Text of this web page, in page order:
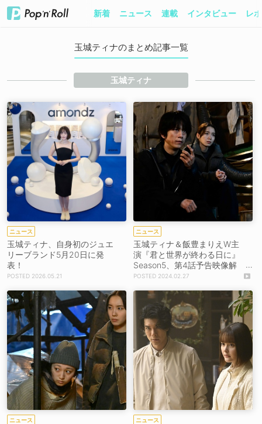
新着 ニュース 連載 インタビュー レ
玉城ティナのまとめ記事一覧
玉城ティナ
ニュース
玉城ティナ、自身初のジュエ
リーブランド5月20日に発
表！
2026.05.21
ニュース
玉城ティナ＆飯豊まりえW主
演『君と世界が終わる日に』
Season5、第4話予告映像解
禁！
2024.02.27
ニュース ニュース